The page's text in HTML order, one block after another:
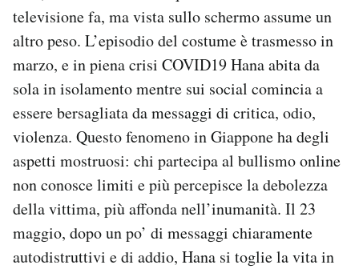
televisione fa, ma vista sullo schermo assume un
altro peso. L’episodio del costume è trasmesso in
marzo, e in piena crisi COVID19 Hana abita da
sola in isolamento mentre sui social comincia a
essere bersagliata da messaggi di critica, odio,
violenza. Questo fenomeno in Giappone ha degli
aspetti mostruosi: chi partecipa al bullismo online
non conosce limiti e più percepisce la debolezza
della vittima, più affonda nell’inumanità. Il 23
maggio, dopo un po’ di messaggi chiaramente
autodistruttivi e di addio, Hana si toglie la vita in